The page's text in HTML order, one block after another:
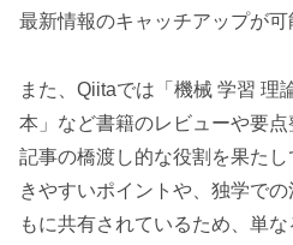
最新情報のキャッチアップが可
また、Qiitaでは「機械 学習 理
本」など書籍のレビューや要
記事の橋渡し的な役割を果た
きやすいポイントや、独学で
もに共有されているため、単な